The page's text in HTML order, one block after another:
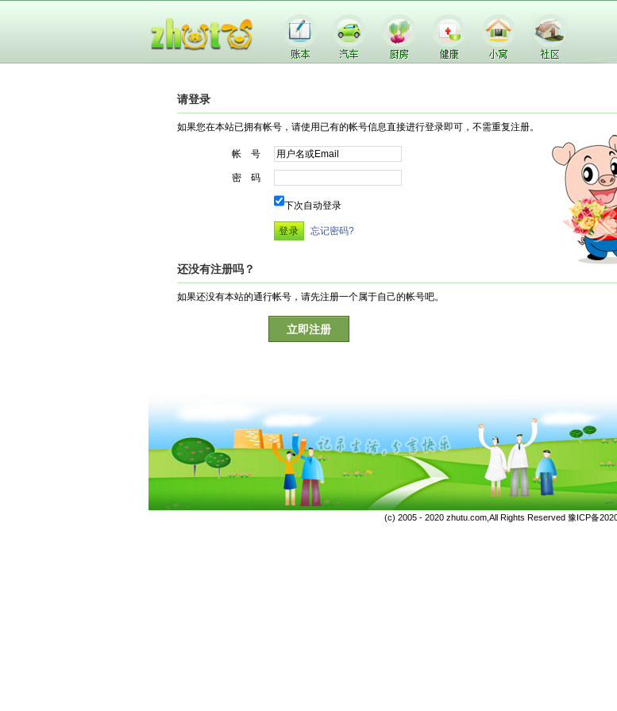
请登录
如果您在本站已拥有帐号，请使用已有的帐号信息直接进行登录即可，不需重复注册。
帐 号
密 码
下次自动登录
忘记密码?
还没有注册吗？
如果还没有本站的通行帐号，请先注册一个属于自己的帐号吧。
立即注册
(c) 2005 - 2020 zhutu.com,All Rights Reserved 豫ICP备